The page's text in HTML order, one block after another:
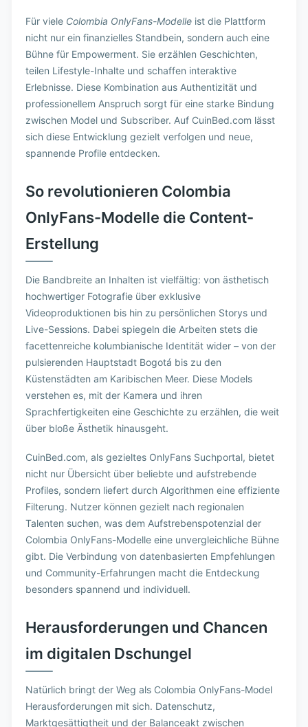
Für viele Colombia OnlyFans-Modelle ist die Plattform
nicht nur ein finanzielles Standbein, sondern auch eine
Bühne für Empowerment. Sie erzählen Geschichten,
teilen Lifestyle-Inhalte und schaffen interaktive
Erlebnisse. Diese Kombination aus Authentizität und
professionellem Anspruch sorgt für eine starke Bindung
zwischen Model und Subscriber. Auf CuinBed.com lässt
sich diese Entwicklung gezielt verfolgen und neue,
spannende Profile entdecken.
So revolutionieren Colombia
OnlyFans-Modelle die Content-
Erstellung
Die Bandbreite an Inhalten ist vielfältig: von ästhetisch
hochwertiger Fotografie über exklusive
Videoproduktionen bis hin zu persönlichen Storys und
Live-Sessions. Dabei spiegeln die Arbeiten stets die
facettenreiche kolumbianische Identität wider – von der
pulsierenden Hauptstadt Bogotá bis zu den
Küstenstädten am Karibischen Meer. Diese Models
verstehen es, mit der Kamera und ihren
Sprachfertigkeiten eine Geschichte zu erzählen, die weit
über bloße Ästhetik hinausgeht.
CuinBed.com, als gezieltes OnlyFans Suchportal, bietet
nicht nur Übersicht über beliebte und aufstrebende
Profiles, sondern liefert durch Algorithmen eine effiziente
Filterung. Nutzer können gezielt nach regionalen
Talenten suchen, was dem Aufstrebenspotenzial der
Colombia OnlyFans-Modelle eine unvergleichliche Bühne
gibt. Die Verbindung von datenbasierten Empfehlungen
und Community-Erfahrungen macht die Entdeckung
besonders spannend und individuell.
Herausforderungen und Chancen
im digitalen Dschungel
Natürlich bringt der Weg als Colombia OnlyFans-Model
Herausforderungen mit sich. Datenschutz,
Marktgesättigtheit und der Balanceakt zwischen